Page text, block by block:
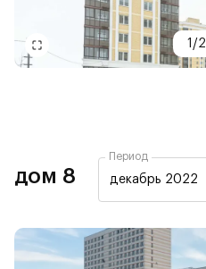
1 /2
дом 8
Период
декабрь 2022